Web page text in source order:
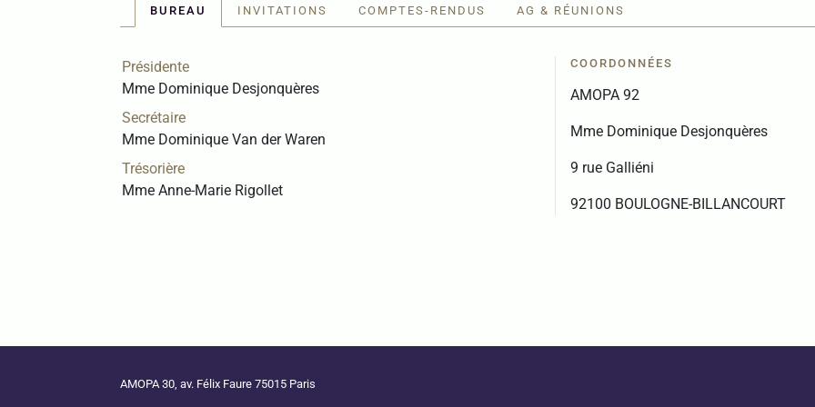
BUREAU INVITATIONS COMPTES-RENDUS AG & RÉUNIONS
Présidente
Mme Dominique Desjonquères
Secrétaire
Mme Dominique Van der Waren
Trésorière
Mme Anne-Marie Rigollet
COORDONNÉES
AMOPA 92
Mme Dominique Desjonquères
9 rue Galliéni
92100 BOULOGNE-BILLANCOURT
AMOPA 30, av. Félix Faure 75015 Paris